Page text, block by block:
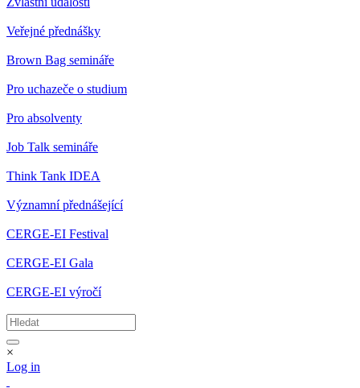
Veřejné přednášky
Brown Bag semináře
Pro uchazeče o studium
Pro absolventy
Job Talk semináře
Think Tank IDEA
Významní přednášející
CERGE-EI Festival
CERGE-EI Gala
CERGE-EI výročí
×
Log in